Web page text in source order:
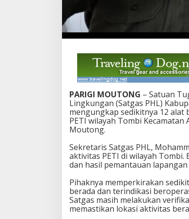
a
i
e
r
o
p
e
r
a
s
i
i
P
E
T
I
T
o
m
b
PARIGI MOUTONG – Satuan
Lingkungan (Satgas PHL)
mengungkap sedikitnya 12
PETI wilayah Tombi
Moutong.
Sekretaris Satgas PHL,
aktivitas PETI di wilayah
dan hasil pemantauan
Pihaknya memperkirakan
berada dan terindikasi
Satgas masih melakukan
memastikan lokasi aktivitas